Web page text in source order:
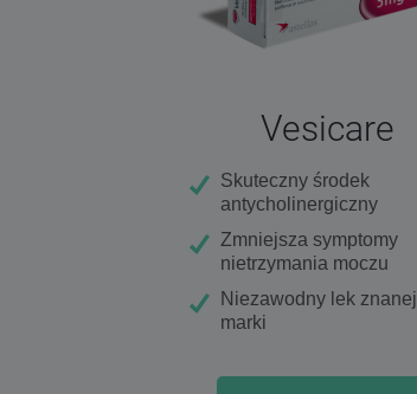
Vesicare
Skuteczny środek
antycholinergiczny
Zmniejsza symptomy
nietrzymania moczu
Niezawodny lek znanej
marki